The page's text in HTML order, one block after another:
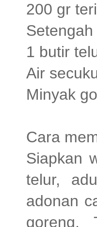
200 gr
1 butir
Air
Minyak
Cara
Siapkan
telur,
adonan
goreng.